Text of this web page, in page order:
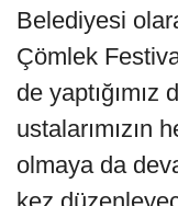
Belediyesi
Çömlek
de
ustalarımızın
olmaya da